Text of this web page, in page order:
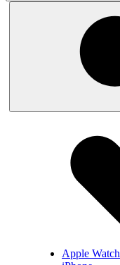
Apple Watch